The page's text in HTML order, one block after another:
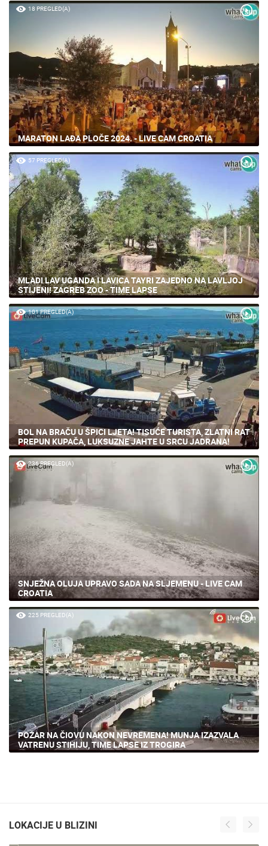
18 PREGLED(A)
MARATON LAĐA PLOČE 2024. - LIVE CAM CROATIA
57 PREGLED(A)
MLADI LAV UGANDA I LAVICA TAYRI ZAJEDNO NA LAVLJOJ
STIJENI! ZAGREB ZOO - TIME LAPSE
101 PREGLED(A)
BOL NA BRAČU U ŠPICI LJETA! TISUĆE TURISTA, ZLATNI RAT
PREPUN KUPAČA, LUKSUZNE JAHTE U SRCU JADRANA!
236 PREGLED(A)
SNJEŽNA OLUJA UPRAVO SADA NA SLJEMENU - LIVE CAM
CROATIA
225 PREGLED(A)
POŽAR NA ČIOVU NAKON NEVREMENA! MUNJA IZAZVALA
VATRENU STIHIJU, TIME LAPSE IZ TROGIRA
LOKACIJE U BLIZINI